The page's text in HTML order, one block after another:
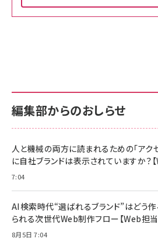
￥880
anan(アンアン
スペシャルエディショ
￥1,100
年後半、あなたの恋と
￥880
内サポート正規品
KLMEA128G
NIMASO ガラスフィル
すい ガイド枠付き い
2枚セット DSP25F1698
￥1,599
【New】Amazon Fire
レイヤー
￥6,980
内サポート正規品
KLMEA128G
Amazon eギフトカー
￥5,000
ケーブル Anker絡まな
17 / 16 / 15 / Galaxy
Pro/Air 各種対応 (1.8m
￥1,890
編集部からのおしらせ
人と機械の両方に読まれるための「アク
に自社ブランドは表示されていますか？
7:04
AI検索時代“選ばれるブランド”はどう
られる次世代Web制作フロー【Web担
8月5日 7:04